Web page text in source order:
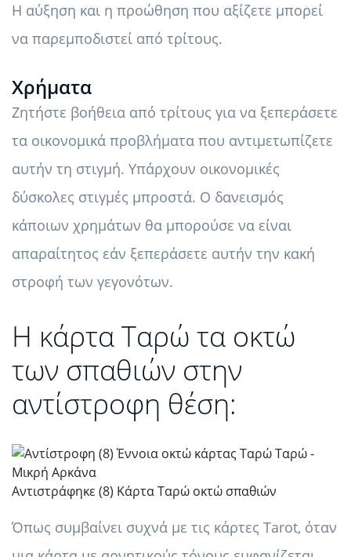
Η αύξηση και η προώθηση που αξίζετε μπορεί
να παρεμποδιστεί από τρίτους.
Χρήματα
Ζητήστε βοήθεια από τρίτους για να ξεπεράσετε
τα οικονομικά προβλήματα που αντιμετωπίζετε
αυτήν τη στιγμή. Υπάρχουν οικονομικές
δύσκολες στιγμές μπροστά. Ο δανεισμός
κάποιων χρημάτων θα μπορούσε να είναι
απαραίτητος εάν ξεπεράσετε αυτήν την κακή
στροφή των γεγονότων.
Η κάρτα Ταρώ τα οκτώ
των σπαθιών στην
αντίστροφη θέση:
Αντιστράφηκε (8) Κάρτα Ταρώ οκτώ σπαθιών
Όπως συμβαίνει συχνά με τις κάρτες Tarot, όταν